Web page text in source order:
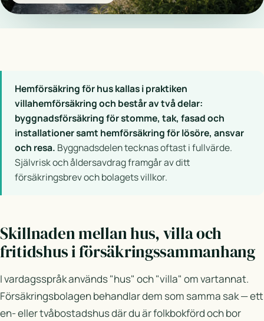
Hemförsäkring för hus kallas i praktiken
villahemförsäkring och består av två delar:
byggnadsförsäkring för stomme, tak, fasad och
installationer samt hemförsäkring för lösöre, ansvar
och resa. Byggnadsdelen tecknas oftast i fullvärde.
Självrisk och åldersavdrag framgår av ditt
försäkringsbrev och bolagets villkor.
Skillnaden mellan hus, villa och
fritidshus i försäkringssammanhang
I vardagsspråk används "hus" och "villa" om vartannat.
Försäkringsbolagen behandlar dem som samma sak — ett
en- eller tvåbostadshus där du är folkbokförd och bor